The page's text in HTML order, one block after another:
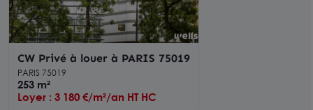
CW Privé à louer à PARIS 75019
PARIS 75019
253 m²
Loyer : 3 180 €/m²/an HT HC